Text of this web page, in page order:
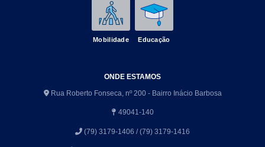
Mobilidade Educação
ONDE ESTAMOS
Rua Roberto Fonseca, nº 200 - Bairro Inácio Barbosa
49041-140
(79) 3179-1406 / (79) 3179-1416